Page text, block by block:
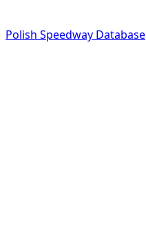
Polish Speedway Database